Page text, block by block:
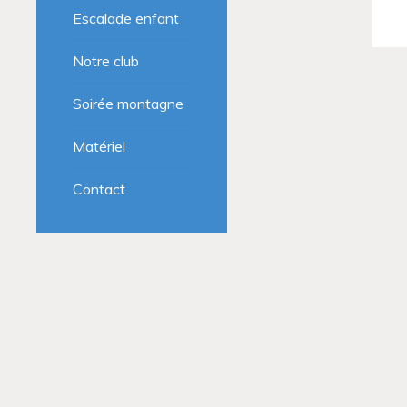
Escalade enfant
Notre club
Soirée montagne
Matériel
Contact